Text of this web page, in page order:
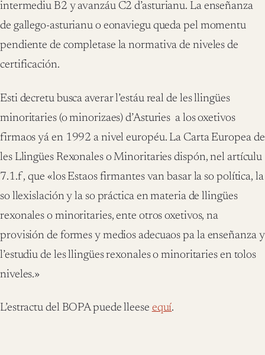
intermediu B2 y avanzáu C2 d’asturianu. La enseñanza
de gallego-asturianu o eonaviegu queda pel momentu
pendiente de completase la normativa de niveles de
certificación.
Esti decretu busca averar l’estáu real de les llingües
minoritaries (o minorizaes) d’Asturies a los oxetivos
firmaos yá en 1992 a nivel européu. La Carta Europea de
les Llingües Rexonales o Minoritaries dispón, nel artículu
7.1.f , que «los Estaos firmantes van basar la so política, la
so llexislación y la so práctica en materia de llingües
rexonales o minoritaries, ente otros oxetivos, na
provisión de formes y medios adecuaos pa la enseñanza y
l’estudiu de les llingües rexonales o minoritaries en tolos
niveles.»
L’estractu del BOPA puede lleese equí.